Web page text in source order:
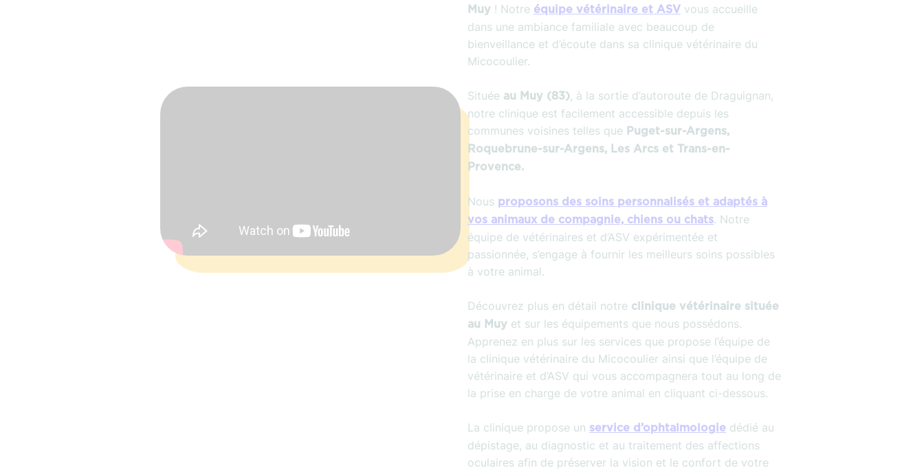
Muy ! Notre équipe vétérinaire et ASV vous accueille
dans une ambiance familiale avec beaucoup de
bienveillance et d’écoute dans sa clinique vétérinaire du
Micocoulier.
Située au Muy (83), à la sortie d’autoroute de Draguignan,
notre clinique est facilement accessible depuis les
communes voisines telles que
Puget-sur-Argens,
Roquebrune-sur-Argens, Les Arcs et Trans-en-
Provence.
Nous proposons des soins personnalisés et adaptés à
vos animaux de compagnie, chiens ou chats. Notre
équipe de vétérinaires et d’ASV expérimentée et
passionnée, s’engage à fournir les meilleurs soins possibles
à votre animal.
Découvrez plus en détail notre clinique vétérinaire située
au Muy et sur les équipements que nous possédons.
Apprenez en plus sur les services que propose l’équipe de
la clinique vétérinaire du Micocoulier ainsi que l’équipe de
vétérinaire et d’ASV qui vous accompagnera tout au long de
la prise en charge de votre animal en cliquant ci-dessous.
La clinique propose un service d’ophtalmologie dédié au
dépistage, au diagnostic et au traitement des affections
oculaires afin de préserver la vision et le confort de votre